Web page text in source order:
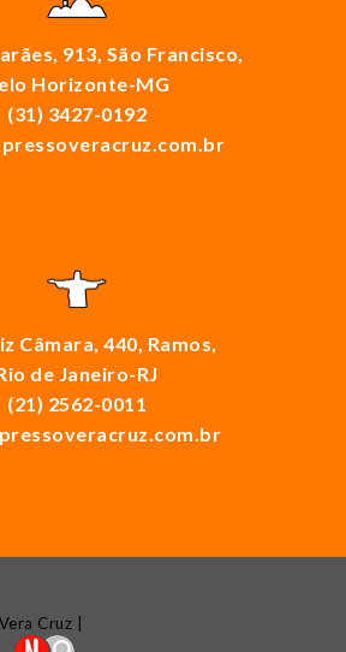
913, São Francisco,
Horizonte-MG
(31) 3427-0192
Câmara, 440, Ramos,
de Janeiro-RJ
(21) 2562-0011
Cruz |